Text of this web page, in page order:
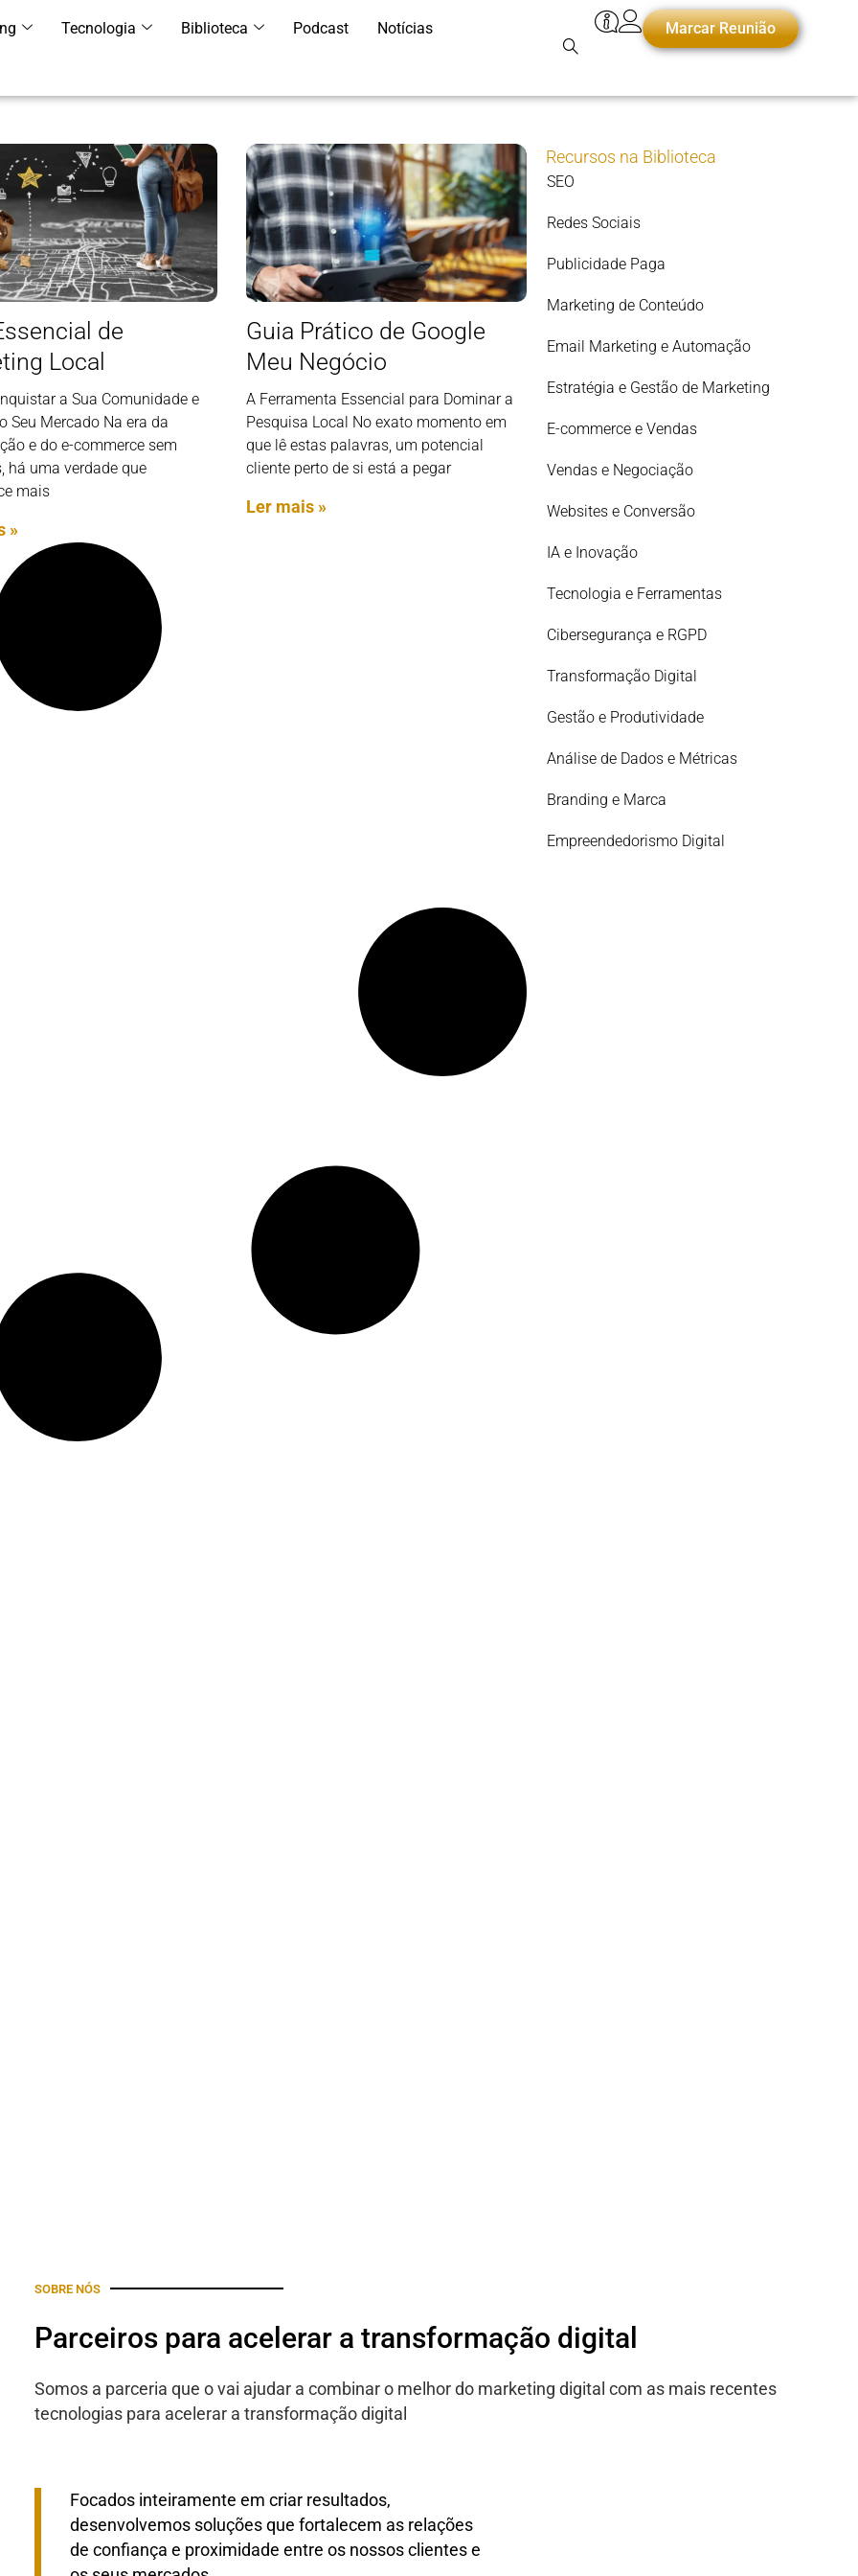
Tecnologia Biblioteca Podcast Notícias Marcar Reunião
de
Local
a Sua Comunidade e
Seu Mercado Na era da
e do e-commerce sem
há uma verdade que
mais
»
Guia Prático de Google
Meu Negócio
A Ferramenta Essencial para Dominar a
Pesquisa Local No exato momento em
que lê estas palavras, um potencial
cliente perto de si está a pegar
Ler mais »
Recursos na Biblioteca
SEO
Redes Sociais
Publicidade Paga
Marketing de Conteúdo
Email Marketing e Automação
Estratégia e Gestão de Marketing
E-commerce e Vendas
Vendas e Negociação
Websites e Conversão
IA e Inovação
Tecnologia e Ferramentas
Cibersegurança e RGPD
Transformação Digital
Gestão e Produtividade
Análise de Dados e Métricas
Branding e Marca
Empreendedorismo Digital
SOBRE NÓS
Parceiros para acelerar a transformação digital
Somos a parceria que o vai ajudar a combinar o melhor do marketing digital com as mais recentes
tecnologias para acelerar a transformação digital
Focados inteiramente em criar resultados,
desenvolvemos soluções que fortalecem as relações
de confiança e proximidade entre os nossos clientes e